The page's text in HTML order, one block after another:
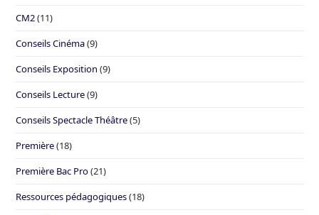
CM2(11)
Conseils Cinéma(9)
Conseils Exposition (9)
Conseils Lecture(9)
Conseils Spectacle Théâtre(5)
Première(18)
Première Bac Pro(21)
Ressources pédagogiques(18)